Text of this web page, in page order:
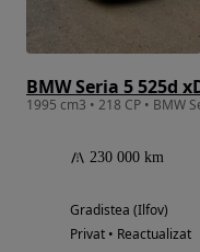
BMW Seria 5 525d
1995 cm3 • 218 CP • BMW
230 000 km
Gradistea (Ilfov)
Privat • Reactualizat